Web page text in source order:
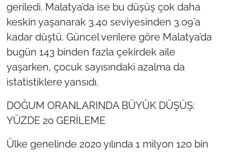
geriledi. Malatya’da ise bu düşüş çok daha
keskin yaşanarak 3.40 seviyesinden 3.09’a
kadar düştü. Güncel verilere göre Malatya’da
bugün 143 binden fazla çekirdek aile
yaşarken, çocuk sayısındaki azalma da
istatistiklere yansıdı.
DOĞUM ORANLARINDA BÜYÜK DÜŞÜŞ:
YÜZDE 20 GERİLEME
Ülke genelinde 2020 yılında 1 milyon 120 bin